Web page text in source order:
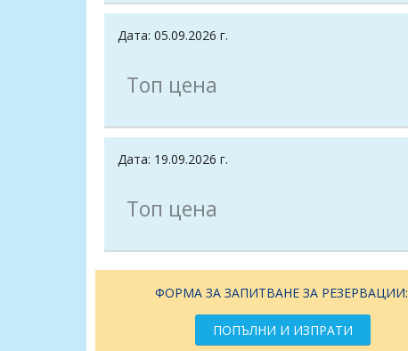
Дата: 05.09.2026 г.
Топ цена
Дата: 19.09.2026 г.
Топ цена
ФОРМА ЗА ЗАПИТВАНЕ ЗА РЕЗЕРВАЦИИ:
ПОПЪЛНИ И ИЗПРАТИ